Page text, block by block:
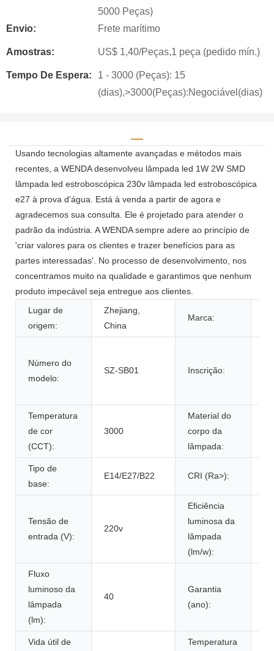
5000 Peças)
Envio:
Frete marítimo
Amostras: US$ 1,40/Peças,1 peça (pedido mín.)
Tempo De Espera:
1 - 3000 (Peças): 15
(dias),>3000(Peças):Negociável(dias)
Usando tecnologias altamente avançadas e métodos mais
recentes, a WENDA desenvolveu lâmpada led 1W 2W SMD
lâmpada led estroboscópica 230v lâmpada led estroboscópica
e27 à prova d'água. Está à venda a partir de agora e
agradecemos sua consulta. Ele é projetado para atender o
padrão da indústria. A WENDA sempre adere ao princípio de
'criar valores para os clientes e trazer benefícios para as
partes interessadas'. No processo de desenvolvimento, nos
concentramos muito na qualidade e garantimos que nenhum
produto impecável seja entregue aos clientes.
Lugar de
origem:
Zhejiang,
China
Marca:
Número do
modelo:
SZ-SB01 Inscrição:
Temperatura
de cor
(CCT):
3000
Material do
corpo da
lâmpada:
Tipo de
base:
E14/E27/B22 CRI (Ra>):
Tensão de
entrada (V):
220v
Eficiência
luminosa da
lâmpada
(lm/w):
Fluxo
luminoso da
lâmpada
(lm):
40
Garantia
(ano):
Vida útil de
Temperatura